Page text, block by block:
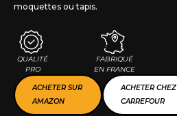
moquettes ou tapis.
QUALITÉ
PRO
FABRIQUÉ
EN FRANCE
ACHETER SUR
AMAZON
ACHETER CHEZ
CARREFOUR